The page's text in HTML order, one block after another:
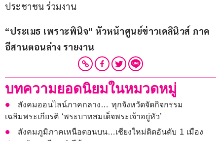
ประชาชน ร่วมงาน
“ประเมธ เพราะพินิจ” หัวหน้าศูนย์ข่าวเดลินิวส์ ภาค
อีสานตอนล่าง รายงาน
บทความยอดนิยมในหมวดหมู่
สังคมออนไลน์ภาคกลาง… ทุกจังหวัดจัดกิจกรรม
เฉลิมพระเกียรติ ‘พระบาทสมเด็จพระเจ้าอยู่หัว’
สังคมภูมิภาคเหนือตอนบน…เชียงใหม่ติดอันดับ 1 เมือง